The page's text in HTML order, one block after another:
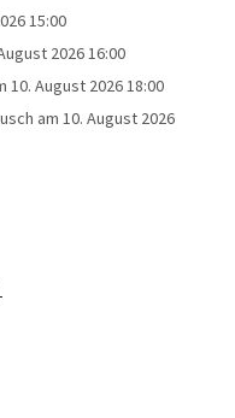
15:00
2026 16:00
10. August 2026 18:00
am 10. August 2026